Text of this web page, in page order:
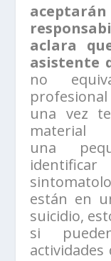
aclara
asistente
no
una vez
material
una
están en
suicidio,
si